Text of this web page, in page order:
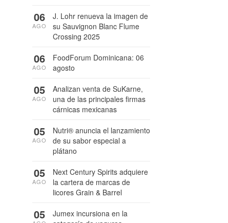
J. Lohr renueva la imagen de
su Sauvignon Blanc Flume
Crossing 2025
06
AGO
FoodForum Dominicana: 06
agosto
06
AGO
Analizan venta de SuKarne,
una de las principales firmas
cárnicas mexicanas
05
AGO
Nutri® anuncia el lanzamiento
de su sabor especial a
plátano
05
AGO
Next Century Spirits adquiere
la cartera de marcas de
licores Grain & Barrel
05
AGO
Jumex incursiona en la
05